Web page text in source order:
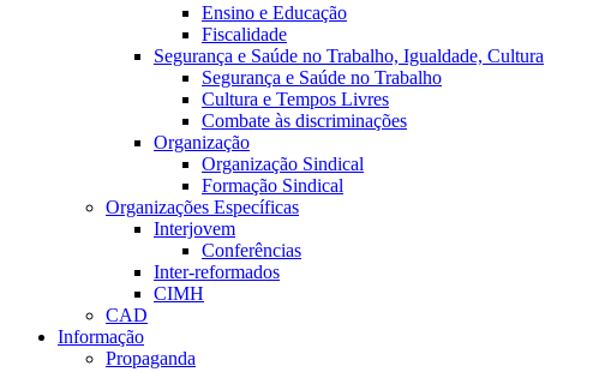
Ensino e Educação
Fiscalidade
Segurança e Saúde no Trabalho, Igualdade, Cultura
Segurança e Saúde no Trabalho
Cultura e Tempos Livres
Combate às discriminações
Organização
Organização Sindical
Formação Sindical
Organizações Específicas
Interjovem
Conferências
Inter-reformados
CIMH
CAD
Informação
Propaganda